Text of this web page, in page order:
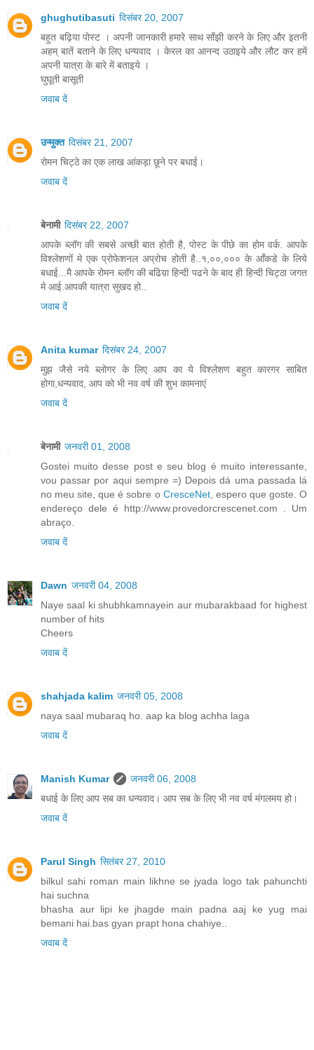
ghughutibasuti दिसंबर 20, 2007
बहुत बढ़िया पोस्ट । अपनी जानकारी हमारे साथ साँझी करने के लिए और इतनी
अहम् बातें बताने के लिए धन्यवाद । केरल का आनन्द उठाइये और लौट कर हमें
अपनी यात्रा के बारे में बताइये ।
घुघूती बासूती
जवाब दें
उन्मुक्त दिसंबर 21, 2007
रोमन चिट्ठे का एक लाख आंकड़ा छूने पर बधाई।
जवाब दें
बेनामी दिसंबर 22, 2007
आपके ब्लॉग की सबसे अच्छी बात होती है, पोस्ट के पीछे का होम वर्क. आपके
विश्लेशणों मे एक प्रोफेशनल अप्रोच होती है..१,००,००० के आँकडे के लिये
बधाई...मै आपके रोमन ब्लॉग की बढिय़ा हिन्दी पढने के बाद ही हिन्दी चिट्ठा जगत
मे आई.आपकी यात्रा सुखद हो..
जवाब दें
Anita kumar दिसंबर 24, 2007
मुझ जैसे नये ब्लोगर के लिए आप का ये विश्लेशण बहुत कारगर साबित
होगा,धन्यवाद, आप को भी नव वर्ष की शुभ कामनाएं
जवाब दें
बेनामी जनवरी 01, 2008
Gostei muito desse post e seu blog é muito interessante,
vou passar por aqui sempre =) Depois dá uma passada lá
no meu site, que é sobre o CresceNet, espero que goste. O
endereço dele é http://www.provedorcrescenet.com . Um
abraço.
जवाब दें
Dawn जनवरी 04, 2008
Naye saal ki shubhkamnayein aur mubarakbaad for highest
number of hits
Cheers
जवाब दें
shahjada kalim जनवरी 05, 2008
naya saal mubaraq ho. aap ka blog achha laga
जवाब दें
Manish Kumar
जनवरी 06, 2008
बधाई के लिए आप सब का धन्यवाद। आप सब के लिए भी नव वर्ष मंगलमय हो।
जवाब दें
Parul Singh सितंबर 27, 2010
bilkul sahi roman main likhne se jyada logo tak pahunchti
hai suchna
bhasha aur lipi ke jhagde main padna aaj ke yug mai
bemani hai.bas gyan prapt hona chahiye..
जवाब दें